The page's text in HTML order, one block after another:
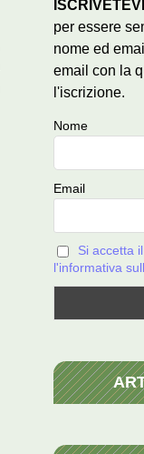
ISCRIVETEVI
per essere
nome ed
email con la
l'iscrizione.
Nome
Email
Si accetta
l'informativa